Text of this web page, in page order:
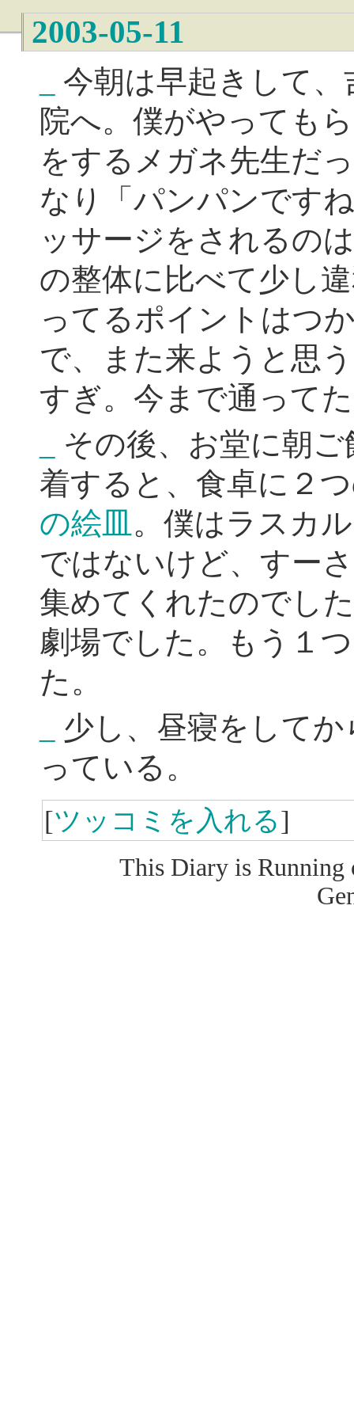
2003-05-11
今朝は早起きして
院へ。僕がやっても
をするメガネ先生だ
なり「パンパンです
ッサージをされるの
の整体に比べて少し
ってるポイントはつ
で、また来ようと思
すぎ。今まで通って
その後、お堂に朝
着すると、食卓に２
の絵皿 。僕はラスカ
ではないけど、すー
集めてくれたのでし
劇場でした。もう１
た。
少し、昼寝をして
っている。
[ツッコミを入れる]
This Diary is